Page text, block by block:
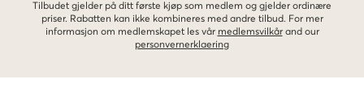
Tilbudet gjelder på ditt første kjøp som medlem og gjelder ordinære
priser. Rabatten kan ikke kombineres med andre tilbud. For mer
informasjon om medlemskapet les vår medlemsvilkår and our
personvernerklaering